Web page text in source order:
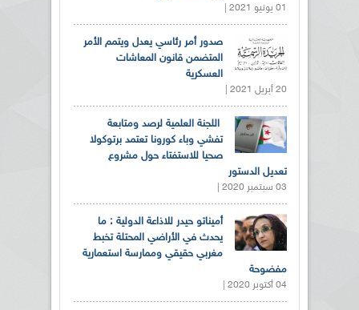
01 يونيو 2021 |
صدور أمر رئاسي يعدل ويتمم الأمر
المتضمن قانون المعاشات
العسكرية
20 أبريل 2021 |
اللجنة العلمية لرصد ومتابعة
تفشي وباء كورونا تعتمد برتوكولا
صحيا للاستفتاء حول مشروع
تعديل الدستور
03 سبتمبر 2020 |
أميناتو حيدر للاذاعة الدولية : ما
يحدث في الأراضي المحتلة تخبط
مغربي حقيقي وممارسة استعمارية
مفضوحة
04 أكتوبر 2020 |